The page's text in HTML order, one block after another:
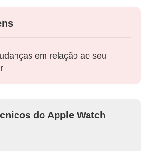
em relação ao seu
do Apple Watch